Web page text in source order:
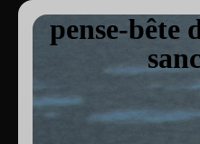
pense-bête